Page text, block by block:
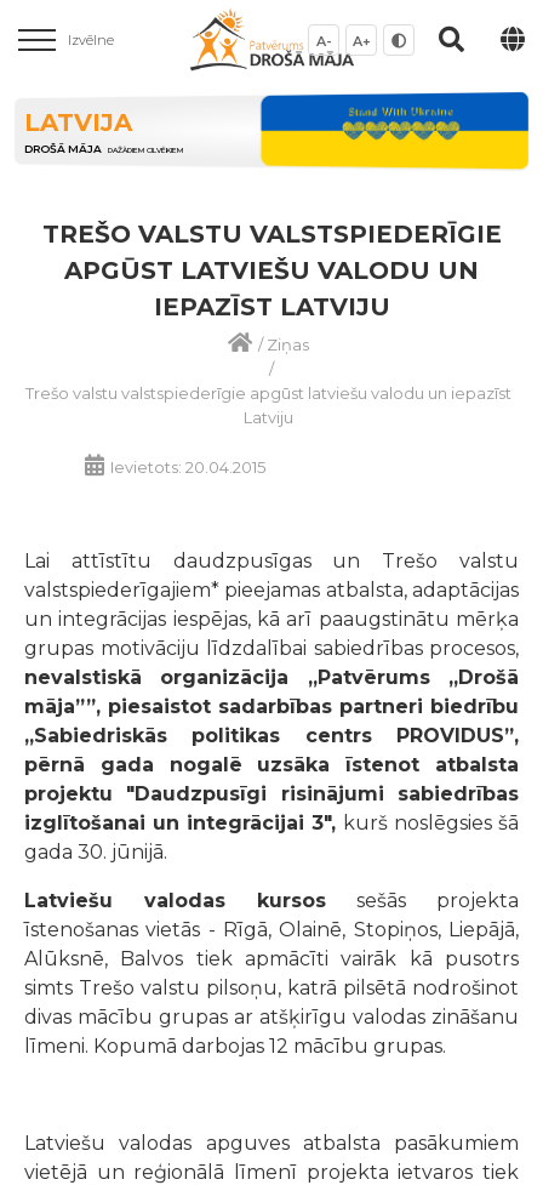
Izvēlne A- A+
LATVIJA
DROŠĀ MĀJA DAŽĀDIEM CILVĒKIEM
TREŠO VALSTU VALSTSPIEDERĪGIE
APGŪST LATVIEŠU VALODU UN
IEPAZĪST LATVIJU
/Ziņas
/
Trešo valstu valstspiederīgie apgūst latviešu valodu un iepazīst
Latviju
Ievietots: 20.04.2015
Lai attīstītu daudzpusīgas un Trešo valstu
valstspiederīgajiem* pieejamas atbalsta, adaptācijas
un integrācijas iespējas, kā arī paaugstinātu mērķa
grupas motivāciju līdzdalībai sabiedrības procesos,
nevalstiskā organizācija „Patvērums „Drošā
māja””, piesaistot sadarbības partneri biedrību
„Sabiedriskās politikas centrs PROVIDUS”,
pērnā gada nogalē uzsāka īstenot atbalsta
projektu "Daudzpusīgi risinājumi sabiedrības
izglītošanai un integrācijai 3", kurš noslēgsies šā
gada 30. jūnijā.
Latviešu valodas kursos sešās projekta
īstenošanas vietās - Rīgā, Olainē, Stopiņos, Liepājā,
Alūksnē, Balvos tiek apmācīti vairāk kā pusotrs
simts Trešo valstu pilsoņu, katrā pilsētā nodrošinot
divas mācību grupas ar atšķirīgu valodas zināšanu
līmeni. Kopumā darbojas 12 mācību grupas.
Latviešu valodas apguves atbalsta pasākumiem
vietējā un reģionālā līmenī projekta ietvaros tiek